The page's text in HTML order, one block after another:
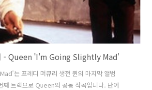
- Queen 'I'm Going Slightly Mad'
는 프레디 머큐리 생전 퀸의 마지막 앨범
째 트랙으로 Queen의 공동 작곡입니다. 단어